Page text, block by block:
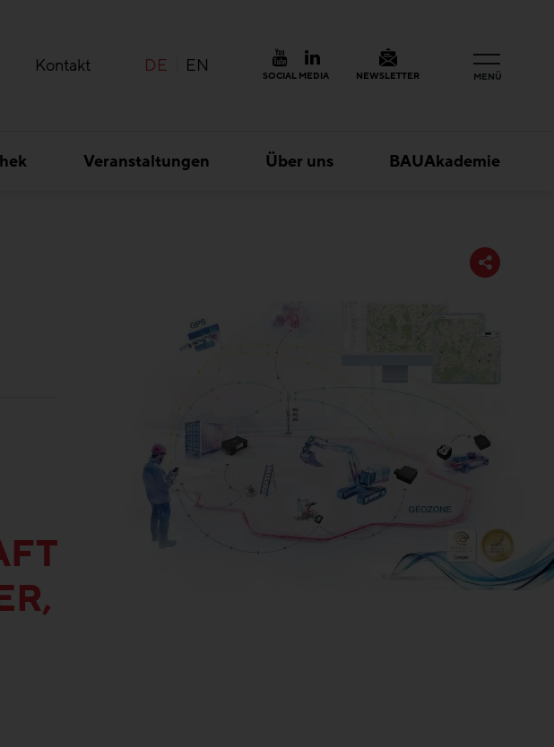
MENÜ
Kontakt DE EN SOCIAL MEDIA NEWSLETTER
Veranstaltungen Über uns BAUAkademie